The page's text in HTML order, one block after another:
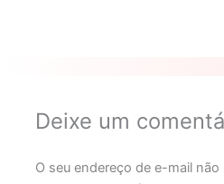
Deixe um
O seu endereço de e-mail não